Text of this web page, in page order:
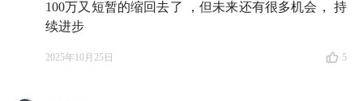
90:00 汉译世界学术名著丛书：是商务印书馆组织出
版的一套大型学术翻译丛书。自1981年问世以来，历时
四十年，迄今已推出二十辑 900 种，是我国现代出版史
100万又短暂的缩回去了 ，但未来还有很多机会， 持
续进步
2025年10月25日 5